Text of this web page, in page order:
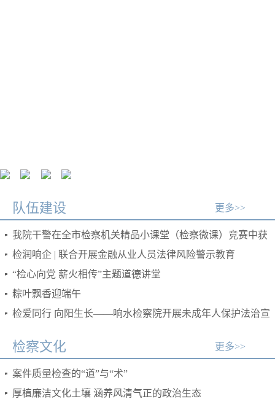
队伍建设 更多>>
我院干警在全市检察机关精品小课堂（检察微课）竞赛中获
奖
检润响企 | 联合开展金融从业人员法律风险警示教育
“检心向党 薪火相传”主题道德讲堂
粽叶飘香迎端午
检爱同行 向阳生长——响水检察院开展未成年人保护法治宣
检察文化 更多>>
案件质量检查的“道”与“术”
厚植廉洁文化土壤 涵养风清气正的政治生态